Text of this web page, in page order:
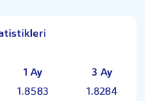
1 Ay
3 Ay
1.8583
1.8284